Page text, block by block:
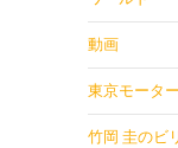
動画
東京モータ
竹岡 圭のビ